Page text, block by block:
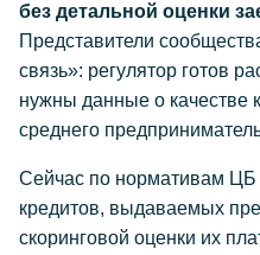
без детальной оценки
Представители
связь»: регулятор готов
нужны данные о качестве
среднего
Сейчас по нормативам
кредитов, выдаваемых
скоринговой оценки их